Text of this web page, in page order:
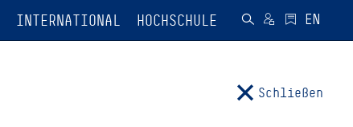
INTERNATIONAL HOCHSCHULE
Schließen